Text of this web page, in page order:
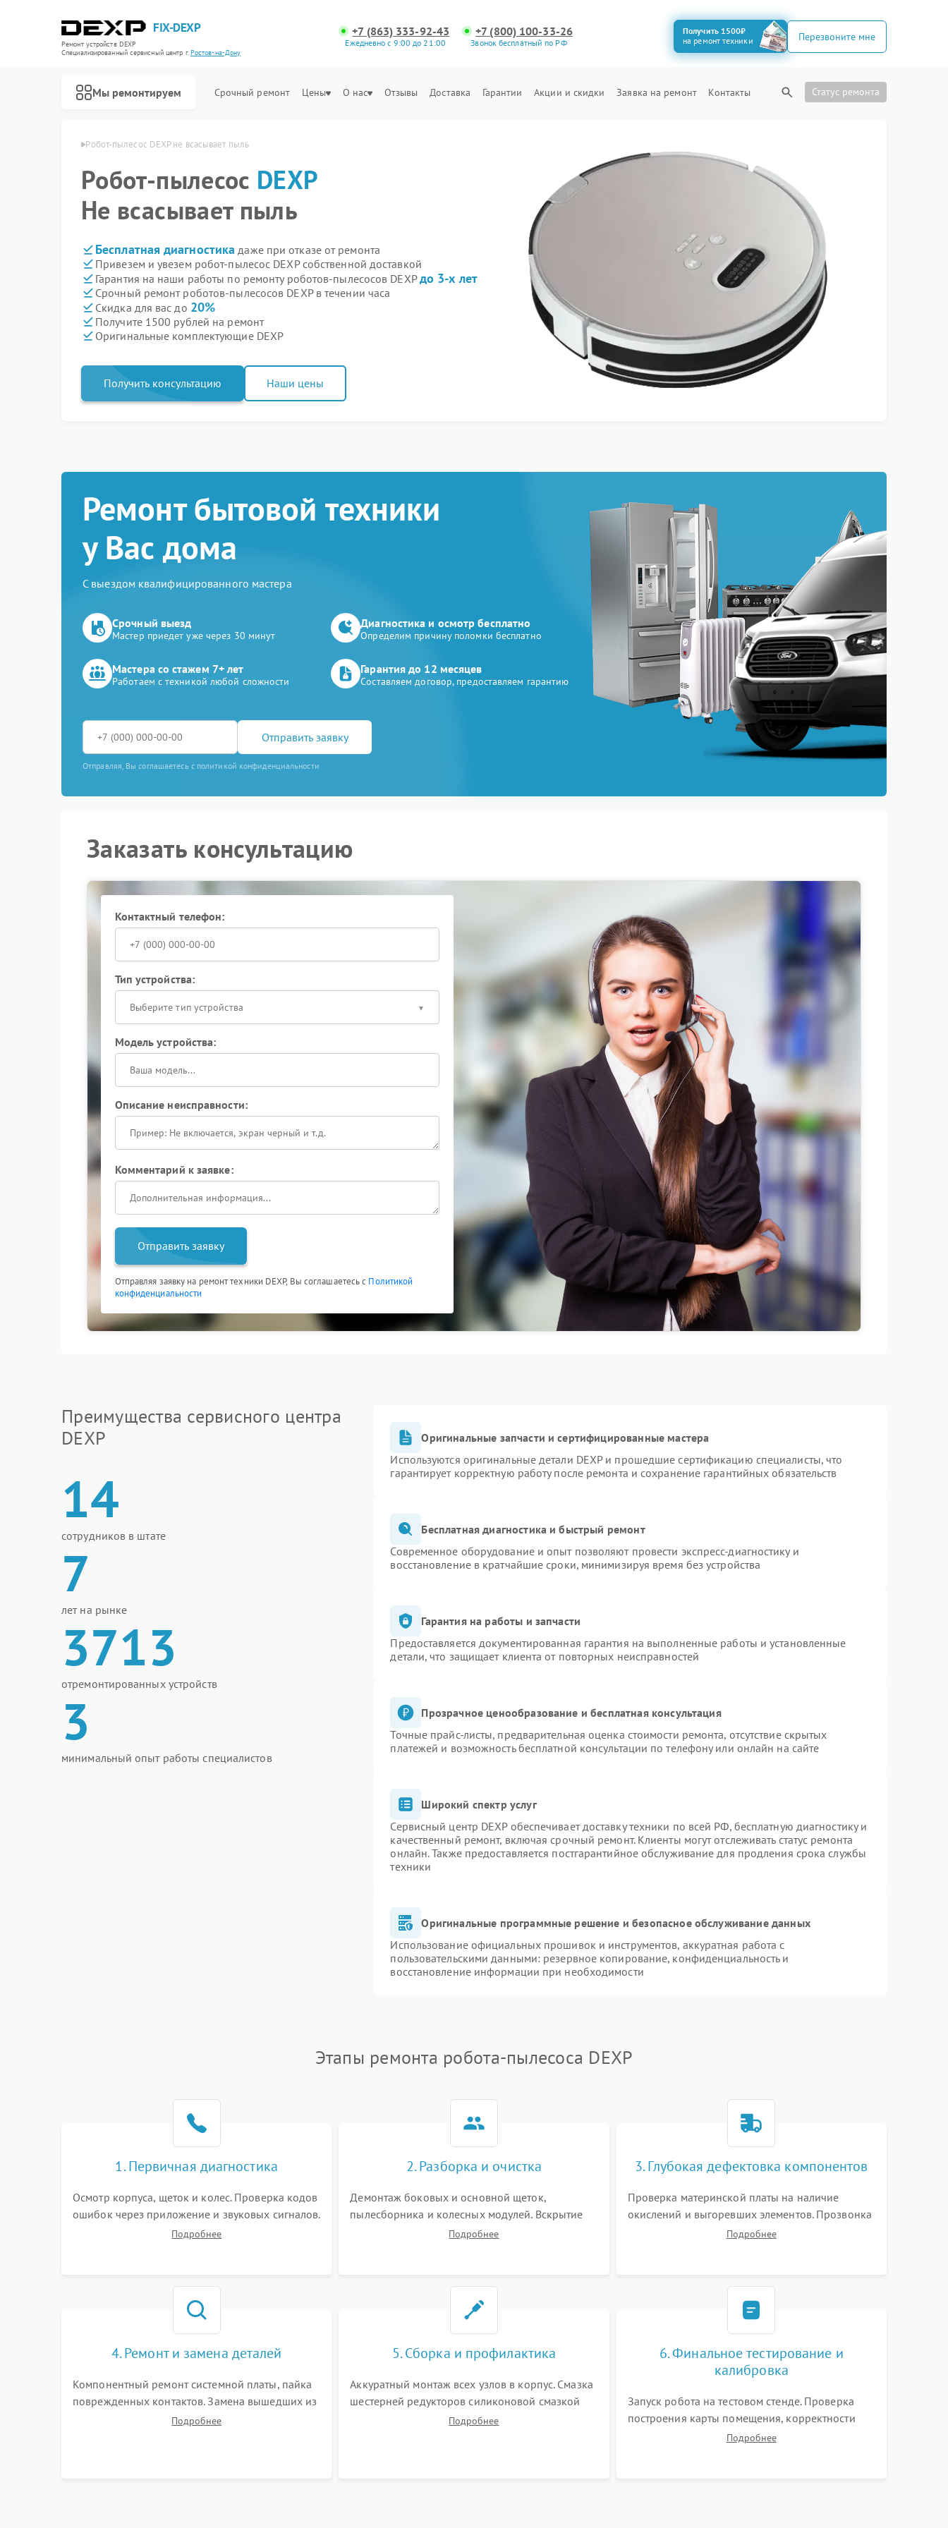
FIX-DEXP
Ремонт устройств DEXP
Специализированный cервисный центр г.Ростов-на-Дону
+7 (863) 333-92-43
Ежедневно с 9:00 до 21:00
+7 (800) 100-33-26
Звонок бесплатный по РФ
Получить 1500₽
на ремонт техники
Перезвоните мне
Мы ремонтируем Срочный ремонт Цены О нас Отзывы Доставка Гарантии Акции и скидки Заявка на ремонт Контакты Статус ремонта
в Ростове-на-Дону Робот-пылесос DEXP не всасывает пыль
Робот-пылесос DEXP
Не всасывает пыль
Бесплатная диагностика даже при отказе от ремонта
Привезем и увезем робот-пылесос DEXP собственной доставкой
Гарантия на наши работы по ремонту роботов-пылесосов DEXPдо 3-х лет
Срочный ремонт роботов-пылесосов DEXP в течении часа
Скидка для вас до 20%
Получите 1500 рублей на ремонт
Оригинальные комплектующие DEXP
Получить консультацию Наши цены
Ремонт бытовой техники
у Вас дома
С выездом квалифицированного мастера
Срочный выезд
Мастер приедет уже через 30 минут
Диагностика и осмотр бесплатно
Определим причину поломки бесплатно
Мастера со стажем 7+ лет
Работаем с техникой любой сложности
Гарантия до 12 месяцев
Составляем договор, предоставляем гарантию
Отправить заявку
Отправляя, Вы соглашаетесь с политикой конфиденциальности
Заказать консультацию
Контактный телефон:
Тип устройства:
Выберите тип устройства
Модель устройства:
Описание неисправности:
Комментарий к заявке:
Отправить заявку
Отправляя заявку на ремонт техники DEXP, Вы соглашаетесь с Политикой
конфиденциальности
Преимущества сервисного центра
DEXP
14
сотрудников в штате
7
лет на рынке
3713
отремонтированных устройств
3
минимальный опыт работы специалистов
Оригинальные запчасти и сертифицированные мастера
Используются оригинальные детали DEXP и прошедшие сертификацию специалисты, что
гарантирует корректную работу после ремонта и сохранение гарантийных обязательств
Бесплатная диагностика и быстрый ремонт
Современное оборудование и опыт позволяют провести экспресс-диагностику и
восстановление в кратчайшие сроки, минимизируя время без устройства
Гарантия на работы и запчасти
Предоставляется документированная гарантия на выполненные работы и установленные
детали, что защищает клиента от повторных неисправностей
Прозрачное ценообразование и бесплатная консультация
Точные прайс-листы, предварительная оценка стоимости ремонта, отсутствие скрытых
платежей и возможность бесплатной консультации по телефону или онлайн на сайте
Широкий спектр услуг
Сервисный центр DEXP обеспечивает доставку техники по всей РФ, бесплатную диагностику и
качественный ремонт, включая срочный ремонт. Клиенты могут отслеживать статус ремонта
онлайн. Также предоставляется постгарантийное обслуживание для продления срока службы
техники
Оригинальные программные решение и безопасное обслуживание данных
Использование официальных прошивок и инструментов, аккуратная работа с
пользовательскими данными: резервное копирование, конфиденциальность и
восстановление информации при необходимости
Этапы ремонта робота-пылесоса DEXP
1. Первичная диагностика
Осмотр корпуса, щеток и колес. Проверка кодов
ошибок через приложение и звуковых сигналов.
Замер емкости аккумулятора и тестирование
Подробнее
2. Разборка и очистка
Демонтаж боковых и основной щеток,
пылесборника и колесных модулей. Вскрытие
корпуса робота. Тщательная очистка внутренних
Подробнее
3. Глубокая дефектовка компонентов
Проверка материнской платы на наличие
окислений и выгоревших элементов. Прозвонка
цепей питания, тестирование приводных
Подробнее
4. Ремонт и замена деталей
Компонентный ремонт системной платы, пайка
поврежденных контактов. Замена вышедших из
строя двигателей, изношенного аккумулятора,
Подробнее
5. Сборка и профилактика
Аккуратный монтаж всех узлов в корпус. Смазка
шестерней редукторов силиконовой смазкой
для снижения шума. Установка новых
Подробнее
6. Финальное тестирование и
калибровка
Запуск робота на тестовом стенде. Проверка
построения карты помещения, корректности
навигации и обхода препятствий. Оценка силы
Подробнее